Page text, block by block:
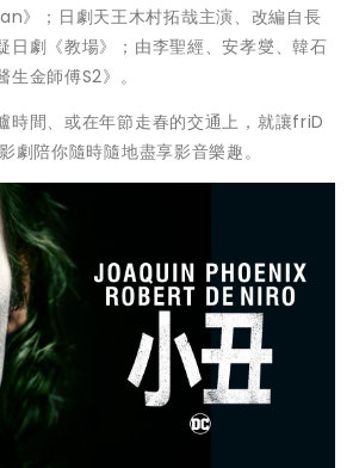
》；日劇天王木村拓哉主演、改編自長
日劇《教場》；由李聖經、安孝燮、韓石
金師傅S2》。
時間、或在年節走春的交通上，就讓friD
劇陪你隨時隨地盡享影音樂趣。